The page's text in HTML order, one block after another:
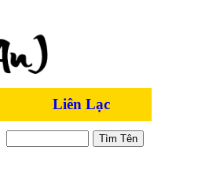
Liên Lạc